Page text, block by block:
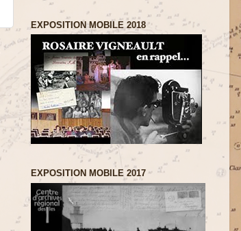
EXPOSITION MOBILE 2018
EXPOSITION MOBILE 2017